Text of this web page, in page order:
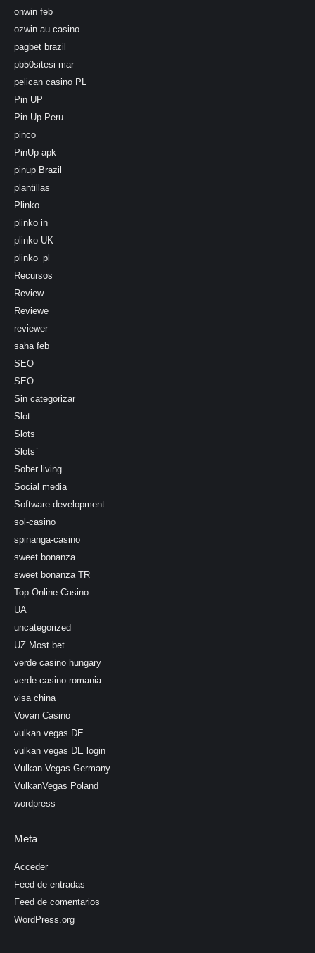
onwin feb
ozwin au casino
pagbet brazil
pb50sitesi mar
pelican casino PL
Pin UP
Pin Up Peru
pinco
PinUp apk
pinup Brazil
plantillas
Plinko
plinko in
plinko UK
plinko_pl
Recursos
Review
Reviewe
reviewer
saha feb
SEO
SEO
Sin categorizar
Slot
Slots
Slots`
Sober living
Social media
Software development
sol-casino
spinanga-casino
sweet bonanza
sweet bonanza TR
Top Online Casino
UA
uncategorized
UZ Most bet
verde casino hungary
verde casino romania
visa china
Vovan Casino
vulkan vegas DE
vulkan vegas DE login
Vulkan Vegas Germany
VulkanVegas Poland
wordpress
Meta
Acceder
Feed de entradas
Feed de comentarios
WordPress.org